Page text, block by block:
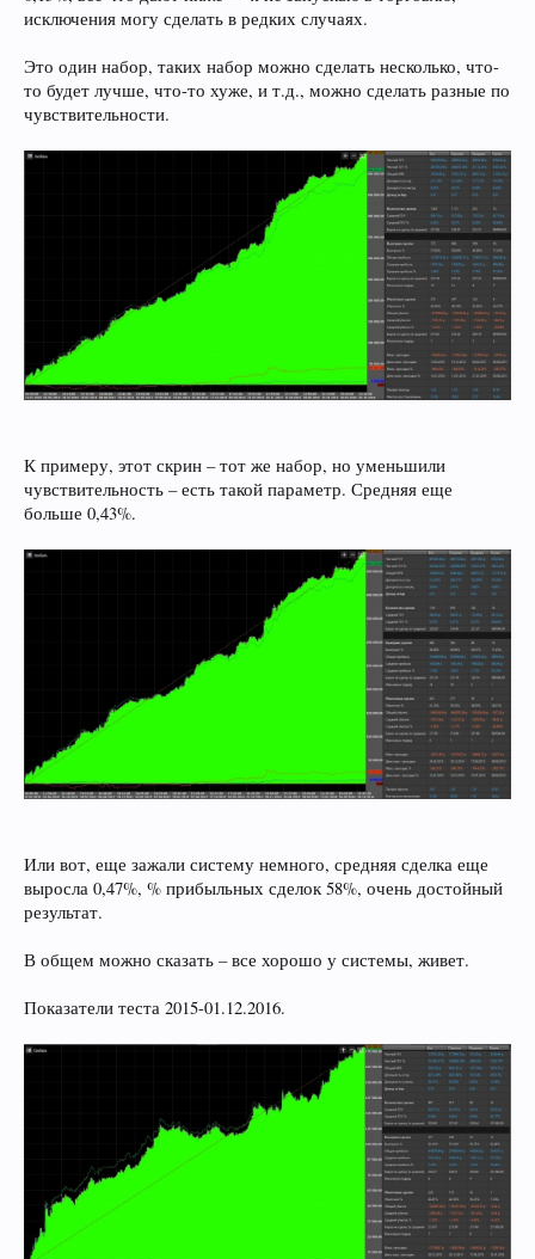
исключения могу сделать в редких случаях.
Это один набор, таких набор можно сделать несколько, что-
то будет лучше, что-то хуже, и т.д., можно сделать разные по
чувствительности.
К примеру, этот скрин – тот же набор, но уменьшили
чувствительность – есть такой параметр. Средняя еще
больше 0,43%.
Или вот, еще зажали систему немного, средняя сделка еще
выросла 0,47%, % прибыльных сделок 58%, очень достойный
результат.
В общем можно сказать – все хорошо у системы, живет.
Показатели теста 2015-01.12.2016.